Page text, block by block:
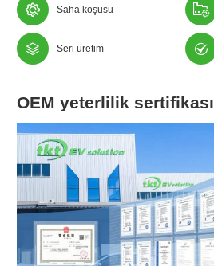
Saha koşusu
Seri üretim
OEM yeterlilik sertifikası